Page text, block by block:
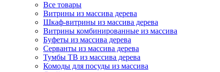
Все товары
Витрины из массива дерева
Шкаф-витрины из массива дерева
Витрины комбинированные из массива
Буфеты из массива дерева
Серванты из массива дерева
Тумбы ТВ из массива дерева
Комоды для посуды из массива